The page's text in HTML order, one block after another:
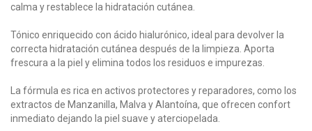
calma y restablece la hidratación cutánea.
Tónico enriquecido con ácido hialurónico, ideal para devolver la
correcta hidratación cutánea después de la limpieza. Aporta
frescura a la piel y elimina todos los residuos e impurezas.
La fórmula es rica en activos protectores y reparadores, como los
extractos de Manzanilla, Malva y Alantoína, que ofrecen confort
inmediato dejando la piel suave y aterciopelada.